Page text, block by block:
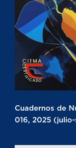
Cuadernos de
016, 2025